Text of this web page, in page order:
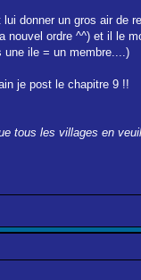
donner un gros air de
nouvel ordre ^^) et il le
une ile = un membre....)
je post le chapitre 9 !!
tous les villages en